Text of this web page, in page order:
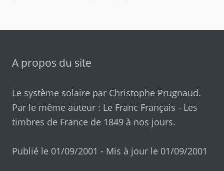
A propos du site
Le système solaire par Christophe Prugnaud.
Par le même auteur : Le Franc Français - Les
timbres de France de 1849 à nos jours.
Publié le 01/09/2001 - Mis à jour le 01/09/2001